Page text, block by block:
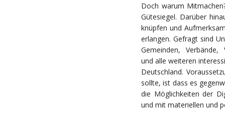
Doch warum
Gütesiegel. Darüber
knüpfen und
erlangen. Gefragt sind
Gemeinden, Verbände,
und alle weiteren
Deutschland.
sollte, ist dass es
die Möglichkeiten der
und mit materiellen und